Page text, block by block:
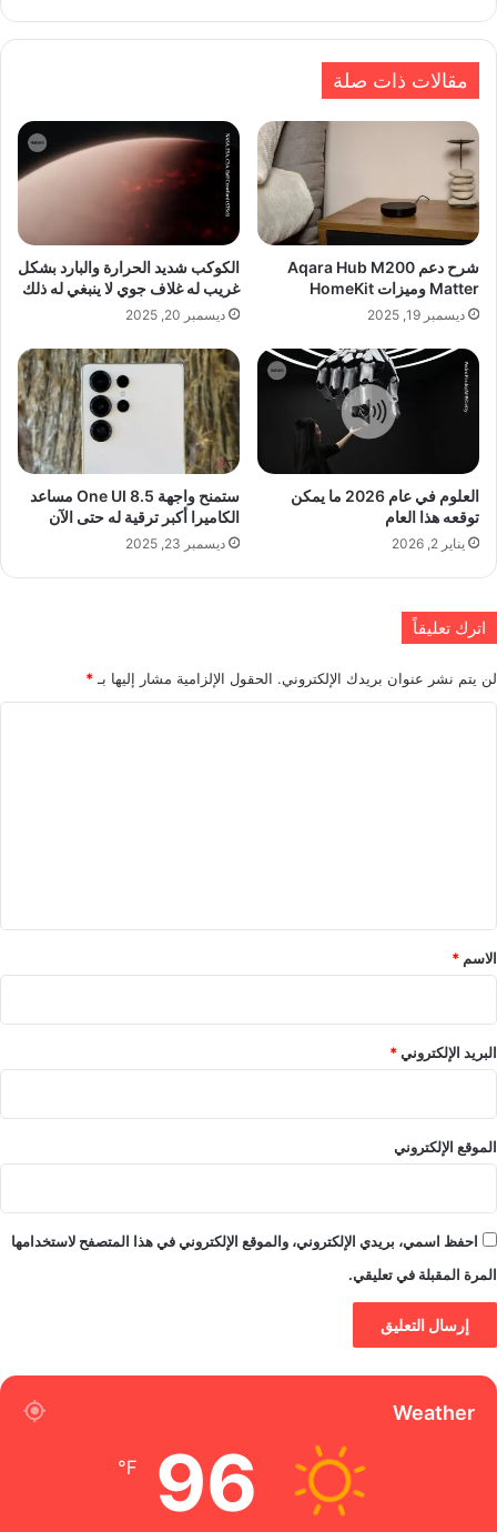
مقالات ذات صلة
شرح دعم Aqara Hub M200
Matter وميزات HomeKit
ديسمبر 19, 2025
الكوكب شديد الحرارة والبارد بشكل
غريب له غلاف جوي لا ينبغي له ذلك
ديسمبر 20, 2025
العلوم في عام 2026 ما يمكن
توقعه هذا العام
يناير 2, 2026
ستمنح واجهة One UI 8.5 مساعد
الكاميرا أكبر ترقية له حتى الآن
ديسمبر 23, 2025
اترك تعليقاً
لن يتم نشر عنوان بريدك الإلكتروني. الحقول الإلزامية مشار إليها بـ*
*
الاسم *
البريد الإلكتروني*
الموقع الإلكتروني
احفظ اسمي، بريدي الإلكتروني، والموقع الإلكتروني في هذا المتصفح لاستخدامها
المرة المقبلة في تعليقي.
Weather
96
℉